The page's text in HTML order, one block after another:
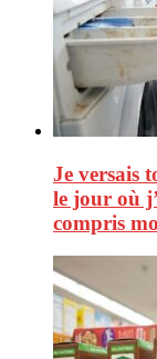
Je versais
le jour où
compris